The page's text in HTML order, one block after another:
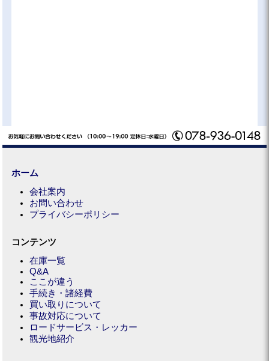
ホーム
会社案内
お問い合わせ
プライバシーポリシー
コンテンツ
在庫一覧
Q&A
ここが違う
手続き・諸経費
買い取りについて
事故対応について
ロードサービス・レッカー
観光地紹介